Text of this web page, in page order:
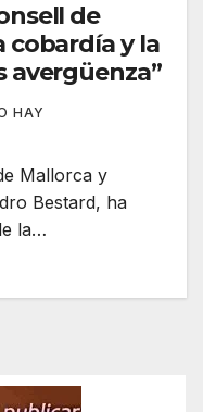
de
cobardía y la
avergüenza”
HAY
Mallorca y
Bestard, ha
la…